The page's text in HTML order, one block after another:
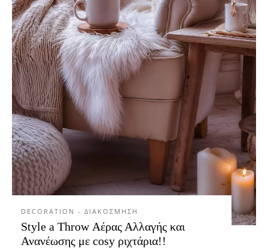
DECORATION - ΔΙΑΚΟΣΜΗΣΗ
Style a Throw Αέρας Αλλαγής και
Ανανέωσης με cosy ριχτάρια!!